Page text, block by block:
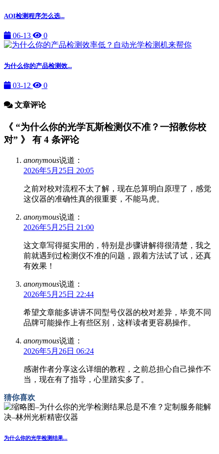
AOI检测程序怎么选...
06-13 0
为什么你的产品检测效...
03-12 0
文章评论
《 “为什么你的光学瓦斯检测仪不准？一招教你校
对” 》 有 4 条评论
anonymous说道：
2026年5月25日 20:05
之前对校对流程不太了解，现在总算明白原理了，感觉
这仪器的准确性真的很重要，不能马虎。
anonymous说道：
2026年5月25日 21:00
这文章写得挺实用的，特别是步骤讲解得很清楚，我之
前就遇到过检测仪不准的问题，跟着方法试了试，还真
有效果！
anonymous说道：
2026年5月25日 22:44
希望文章能多讲讲不同型号仪器的校对差异，毕竟不同
品牌可能操作上有些区别，这样读者更容易操作。
anonymous说道：
2026年5月26日 06:24
感谢作者分享这么详细的教程，之前总担心自己操作不
当，现在有了指导，心里踏实多了。
猜你喜欢
为什么你的光学检测结果...